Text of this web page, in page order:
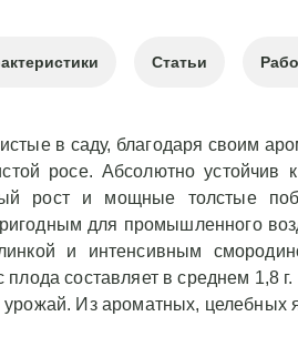
Статьи
в саду, благодаря своим
росе. Абсолютно
рост и мощные толстые
для промышленного
и интенсивным
составляет в среднем
Из ароматных, целебных